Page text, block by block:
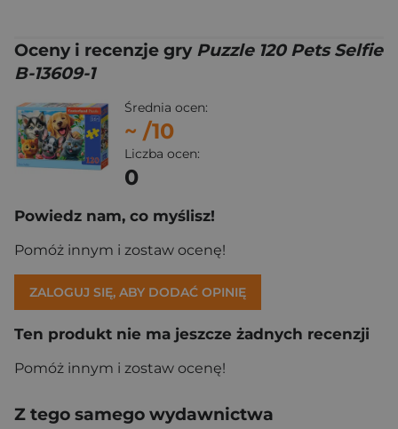
Oceny i recenzje gry Puzzle 120 Pets Selfie
B-13609-1
Średnia ocen:
~ /10
Liczba ocen:
0
Powiedz nam, co myślisz!
Pomóż innym i zostaw ocenę!
ZALOGUJ SIĘ, ABY DODAĆ OPINIĘ
Ten produkt nie ma jeszcze żadnych recenzji
Pomóż innym i zostaw ocenę!
Z tego samego wydawnictwa